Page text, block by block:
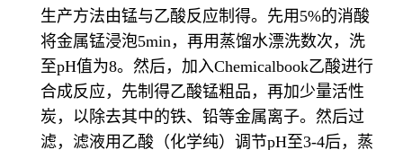
生产方法由锰与乙酸反应制得。先用5%的消酸
将金属锰浸泡5min，再用蒸馏水漂洗数次，洗
至pH值为8。然后，加入Chemicalbook乙酸进行
合成反应，先制得乙酸锰粗品，再加少量活性
炭，以除去其中的铁、铅等金属离子。然后过
滤，滤液用乙酸（化学纯）调节pH至3-4后，蒸